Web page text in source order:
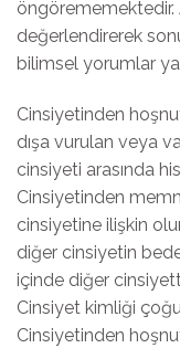
öngörememektedir.
değerlendirerek
bilimsel yorumlar
Cinsiyetinden
dışa vurulan veya
cinsiyeti arasında
Cinsiyetinden
cinsiyetine ilişkin
diğer cinsiyetin
içinde diğer
Cinsiyet kimliği
Cinsiyetinden